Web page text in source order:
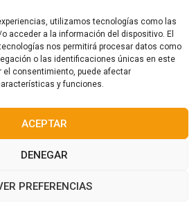
utilizamos tecnologías como las
acceder a la información del dispositivo. El
nos permitirá procesar datos como
o las identificaciones únicas en este
el consentimiento, puede afectar
y funciones.
ACEPTAR
DENEGAR
PREFERENCIAS
08024 Barcelona
los derechos reservados
y fabricado en Barcelona